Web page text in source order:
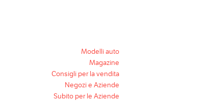
Modelli auto
Magazine
Consigli per la vendita
Negozi e Aziende
Subito per le Aziende